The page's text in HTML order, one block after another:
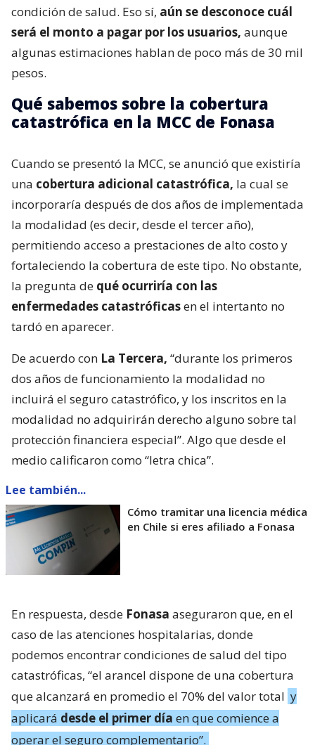
condición de salud. Eso sí, aún se desconoce cuál
será el monto a pagar por los usuarios, aunque
algunas estimaciones hablan de poco más de 30 mil
pesos.
Qué sabemos sobre la cobertura
catastrófica en la MCC de Fonasa
Cuando se presentó la MCC, se anunció que existiría
una cobertura adicional catastrófica, la cual se
incorporaría después de dos años de implementada
la modalidad (es decir, desde el tercer año),
permitiendo acceso a prestaciones de alto costo y
fortaleciendo la cobertura de este tipo. No obstante,
la pregunta de qué ocurriría con las
enfermedades catastróficasen el intertanto no
tardó en aparecer.
De acuerdo con La Tercera, “durante los primeros
dos años de funcionamiento la modalidad no
incluirá el seguro catastrófico, y los inscritos en la
modalidad no adquirirán derecho alguno sobre tal
protección financiera especial”. Algo que desde el
medio calificaron como “letra chica”.
Lee también...
Cómo tramitar una licencia médica
en Chile si eres afiliado a Fonasa
En respuesta, desde Fonasa aseguraron que, en el
caso de las atenciones hospitalarias, donde
podemos encontrar condiciones de salud del tipo
catastróficas, “el arancel dispone de una cobertura
que alcanzará en promedio el 70% del valor total y
aplicará desde el primer día en que comience a
operar el seguro complementario”.